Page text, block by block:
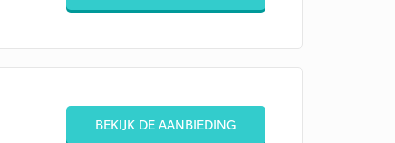
BEKIJK DE AANBIEDING